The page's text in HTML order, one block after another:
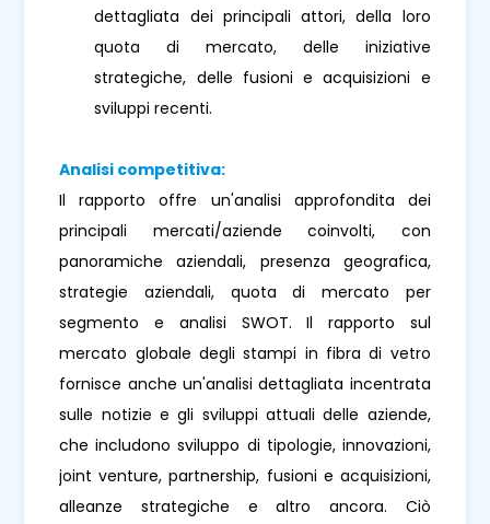
dettagliata dei principali attori, della loro
quota di mercato, delle iniziative
strategiche, delle fusioni e acquisizioni e
sviluppi recenti.
Analisi competitiva:
Il rapporto offre un'analisi approfondita dei
principali mercati/aziende coinvolti, con
panoramiche aziendali, presenza geografica,
strategie aziendali, quota di mercato per
segmento e analisi SWOT. Il rapporto sul
mercato globale degli stampi in fibra di vetro
fornisce anche un'analisi dettagliata incentrata
sulle notizie e gli sviluppi attuali delle aziende,
che includono sviluppo di tipologie, innovazioni,
joint venture, partnership, fusioni e acquisizioni,
alleanze strategiche e altro ancora. Ciò